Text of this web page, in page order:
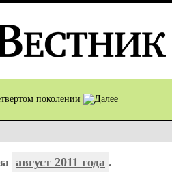
поколении
август 2011 года .